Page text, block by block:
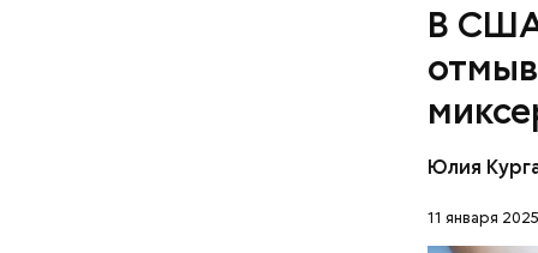
В США
Юлия
11 января